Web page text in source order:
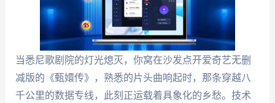
当悉尼歌剧院的灯光熄灭，你窝在沙发点开爱奇艺无删
减版的《甄嬛传》，熟悉的片头曲响起时，那条穿越八
千公里的数据专线，此刻正运载着具象化的乡愁。技术